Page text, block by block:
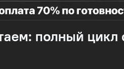
полный цикл